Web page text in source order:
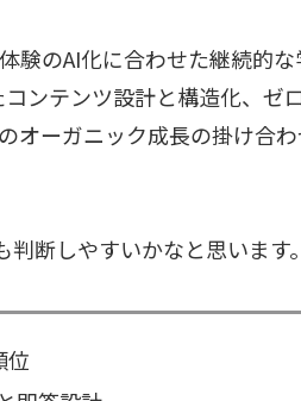
験のAI化に合わせた継続的
ンテンツ設計と構造化、ゼ
オーガニック成長の掛け合
断しやすいかなと思います。
位